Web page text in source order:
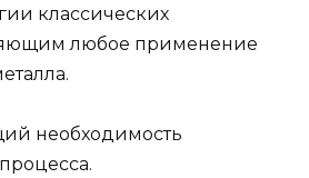
классических
любое применение
необходимость